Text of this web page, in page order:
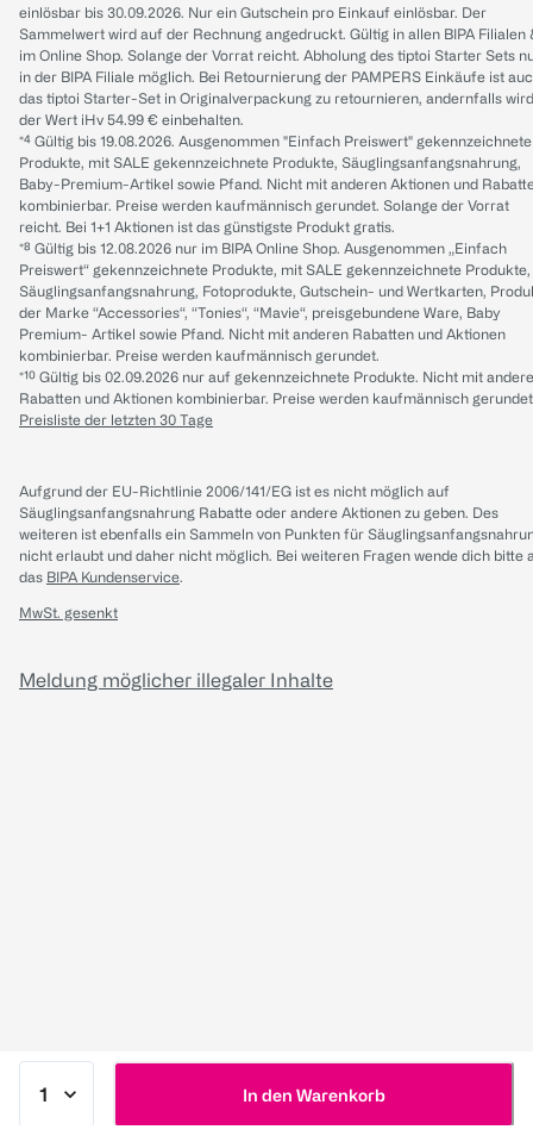
In den Warenkorb
einlösbar bis 30.09.2026. Nur ein Gutschein pro Einkauf einlösbar. Der
Sammelwert wird auf der Rechnung angedruckt. Gültig in allen BIPA Filialen
im Online Shop. Solange der Vorrat reicht. Abholung des tiptoi Starter Sets
in der BIPA Filiale möglich. Bei Retournierung der PAMPERS Einkäufe ist
das tiptoi Starter-Set in Originalverpackung zu retournieren, andernfalls wird
der Wert iHv 54.99 € einbehalten.
*⁴ Gültig bis 19.08.2026. Ausgenommen "Einfach Preiswert" gekennzeichnete
Produkte, mit SALE gekennzeichnete Produkte, Säuglingsanfangsnahrung,
Baby-Premium-Artikel sowie Pfand. Nicht mit anderen Aktionen und
kombinierbar. Preise werden kaufmännisch gerundet. Solange der Vorrat
reicht. Bei 1+1 Aktionen ist das günstigste Produkt gratis.
*⁸ Gültig bis 12.08.2026 nur im BIPA Online Shop. Ausgenommen „Einfach
Preiswert“ gekennzeichnete Produkte, mit SALE gekennzeichnete Produkte,
Säuglingsanfangsnahrung, Fotoprodukte, Gutschein- und Wertkarten,
der Marke “Accessories“, “Tonies“, “Mavie“, preisgebundene Ware, Baby
Premium- Artikel sowie Pfand. Nicht mit anderen Rabatten und Aktionen
kombinierbar. Preise werden kaufmännisch gerundet.
*¹⁰ Gültig bis 02.09.2026 nur auf gekennzeichnete Produkte. Nicht mit
Rabatten und Aktionen kombinierbar. Preise werden kaufmännisch
Preisliste der letzten 30 Tage
Aufgrund der EU-Richtlinie 2006/141/EG ist es nicht möglich auf
Säuglingsanfangsnahrung Rabatte oder andere Aktionen zu geben. Des
weiteren ist ebenfalls ein Sammeln von Punkten für
nicht erlaubt und daher nicht möglich. Bei weiteren Fragen wende dich bitte
das BIPA Kundenservice.
MwSt. gesenkt
Meldung möglicher illegaler Inhalte